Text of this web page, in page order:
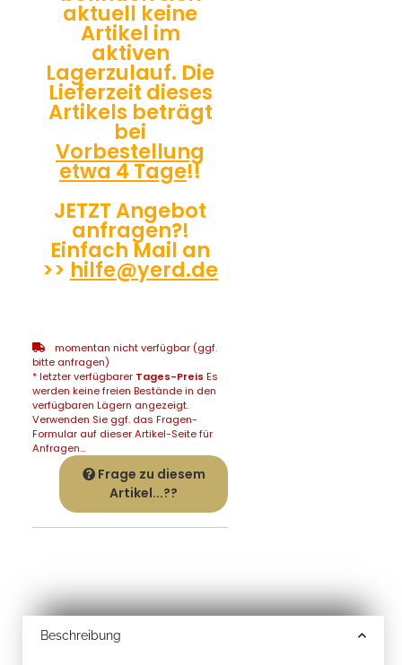
aktuell keine
Artikel im
aktiven
Lagerzulauf. Die
Lieferzeit dieses
Artikels beträgt
bei
Vorbestellung
etwa 4 Tage!!
JETZT Angebot
anfragen?!
Einfach Mail an
>> hilfe@yerd.de
momentan nicht verfügbar (ggf.
bitte anfragen)
* letzter verfügbarer Tages-Preis Es
werden keine freien Bestände in den
verfügbaren Lägern angezeigt.
Verwenden Sie ggf. das Fragen-
Formular auf dieser Artikel-Seite für
Anfragen...
Frage zu diesem
Artikel...??
Beschreibung